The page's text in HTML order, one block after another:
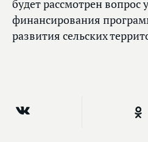
будет рассмотрен вопрос
финансирования
развития сельских